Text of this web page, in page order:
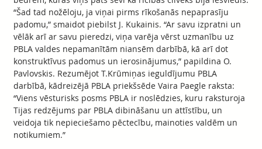
“Šad tad nožēloju, ja viņai pirms rīkošanās nepaprasīju
padomu,” smaidot piebilst J. Kukainis. “Ar savu izpratni un
vēlāk arī ar savu pieredzi, viņa varēja vērst uzmanību uz
PBLA valdes nepamanītām niansēm darbībā, kā arī dot
konstruktīvus padomus un ierosinājumus,” papildina O.
Pavlovskis. Rezumējot T.Krūmiņas ieguldījumu PBLA
darbībā, kādreizējā PBLA priekšsēde Vaira Paegle raksta:
“Viens vēsturisks posms PBLA ir noslēdzies, kuru raksturoja
Tijas redzējums par PBLA dibināšanu un attīstību, un
veidoja tik nepieciešamo pēctecību, mainoties valdēm un
notikumiem.”